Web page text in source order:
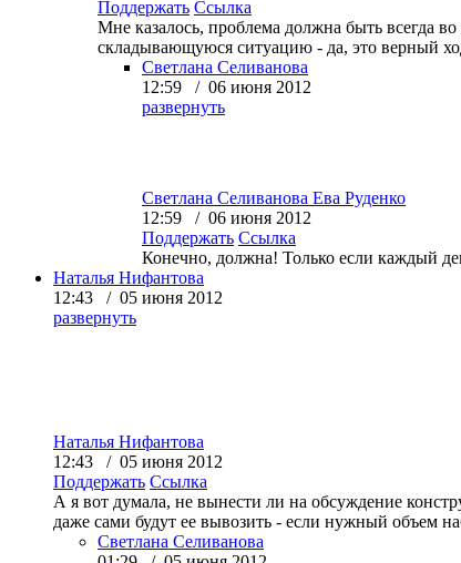
Поддержать Ссылка
Мне казалось, проблема должна быть всегда
складывающуюся ситуацию - да, это верный
Светлана Селиванова
12:59 / 06 июня 2012
развернуть
Светлана Селиванова Ева Руденко
12:59 / 06 июня 2012
Поддержать Ссылка
Конечно, должна! Только если каждый
Наталья Нифантова
12:43 / 05 июня 2012
развернуть
Наталья Нифантова
12:43 / 05 июня 2012
Поддержать Ссылка
А я вот думала, не вынести ли на обсуждение
даже сами будут ее вывозить - если нужный объем
Светлана Селиванова